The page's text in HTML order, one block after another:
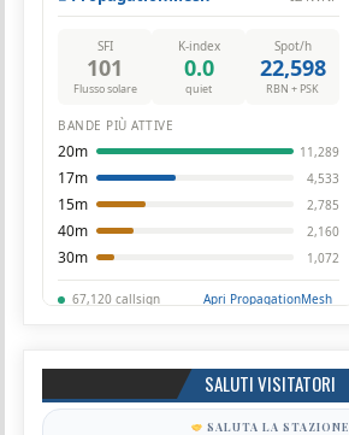
SALUTI VISITATORI
SALUTA LA STAZIONE